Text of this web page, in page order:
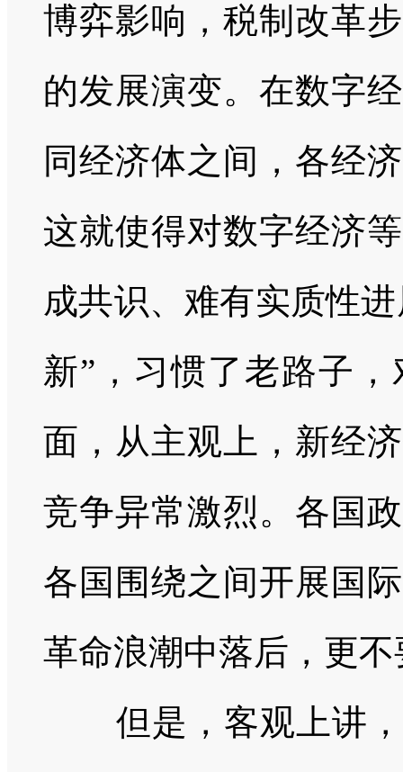
博弈影响，税制改革
的发展演变。在数字
同经济体之间，各经
这就使得对数字经济
成共识、难有实质性
新”，习惯了老路子
面，从主观上，新经
竞争异常激烈。各国
各国围绕之间开展国
革命浪潮中落后，更
但是，客观上讲